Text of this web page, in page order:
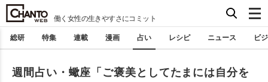
働く女性の生きやすさにコミット
総研 特集 連載 漫画 占い レシピ ニュース ビ
週間占い・蠍座「ご褒美としてたまには自分を